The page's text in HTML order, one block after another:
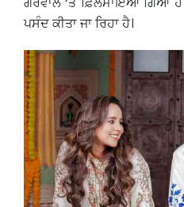
ਪਸੰਦ ਕੀਤਾ ਜਾ ਰਿਹਾ ਹੈ।